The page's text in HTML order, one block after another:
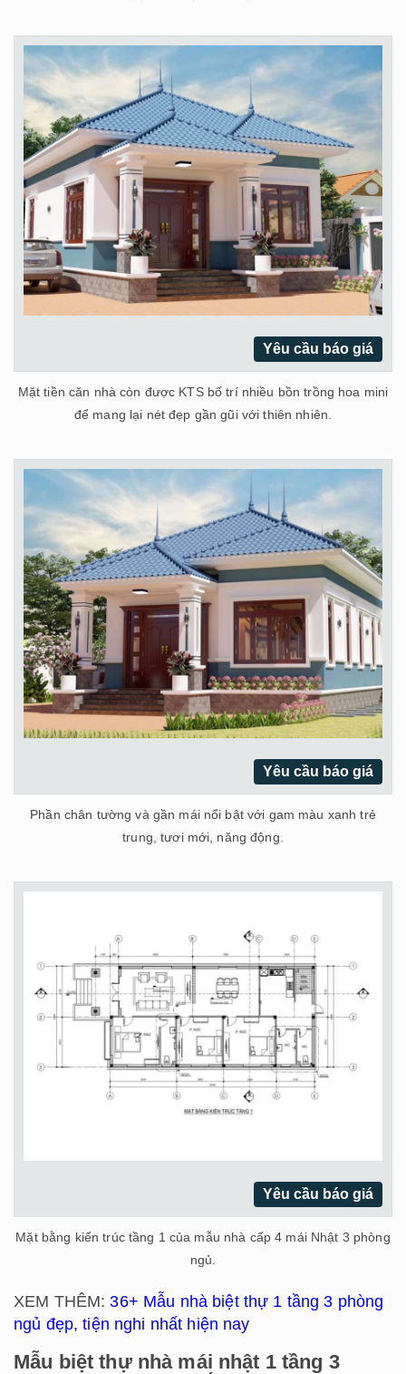
Yêu cầu báo giá
Mặt tiền căn nhà còn được KTS bố trí nhiều bồn trồng hoa mini
để mang lại nét đẹp gần gũi với thiên nhiên.
Yêu cầu báo giá
Phần chân tường và gần mái nổi bật với gam màu xanh trẻ
trung, tươi mới, năng động.
Yêu cầu báo giá
Mặt bằng kiến trúc tầng 1 của mẫu nhà cấp 4 mái Nhật 3 phòng
ngủ.
XEM THÊM:36+ Mẫu nhà biệt thự 1 tầng 3 phòng
ngủ đẹp, tiện nghi nhất hiện nay
Mẫu biệt thự nhà mái nhật 1 tầng 3